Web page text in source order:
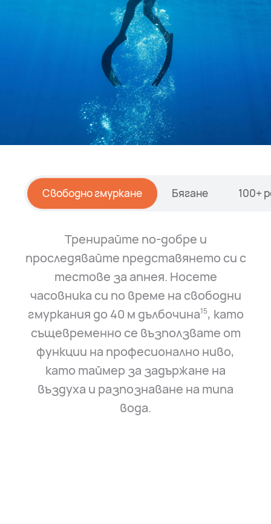
Свободно гмуркане Бягане 100+
Тренирайте по-добре и
проследявайте представянето си с
тестове за апнея. Носете
часовника си по време на свободни
гмуркания до 40 м дълбочина⁠15, като
същевременно се възползвате от
функции на професионално ниво,
като таймер за задържане на
въздуха и разпознаване на типа
вода.